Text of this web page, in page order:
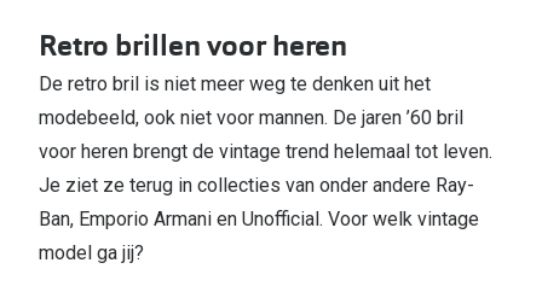
Retro brillen voor heren
De retro bril is niet meer weg te denken uit het
modebeeld, ook niet voor mannen. De jaren ’60 bril
voor heren brengt de vintage trend helemaal tot leven.
Je ziet ze terug in collecties van onder andere Ray-
Ban, Emporio Armani en Unofficial. Voor welk vintage
model ga jij?